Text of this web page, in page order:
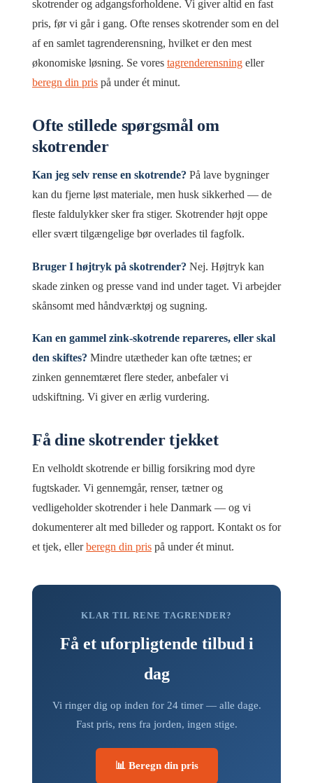
skotrender og adgangsforholdene. Vi giver altid en fast
pris, før vi går i gang. Ofte renses skotrender som en del
af en samlet tagrenderensning, hvilket er den mest
økonomiske løsning. Se vores tagrenderensning eller
beregn din pris på under ét minut.
Ofte stillede spørgsmål om
skotrender
Kan jeg selv rense en skotrende? På lave bygninger
kan du fjerne løst materiale, men husk sikkerhed — de
fleste faldulykker sker fra stiger. Skotrender højt oppe
eller svært tilgængelige bør overlades til fagfolk.
Bruger I højtryk på skotrender? Nej. Højtryk kan
skade zinken og presse vand ind under taget. Vi arbejder
skånsomt med håndværktøj og sugning.
Kan en gammel zink-skotrende repareres, eller skal
den skiftes? Mindre utætheder kan ofte tætnes; er
zinken gennemtæret flere steder, anbefaler vi
udskiftning. Vi giver en ærlig vurdering.
Få dine skotrender tjekket
En velholdt skotrende er billig forsikring mod dyre
fugtskader. Vi gennemgår, renser, tætner og
vedligeholder skotrender i hele Danmark — og vi
dokumenterer alt med billeder og rapport. Kontakt os for
et tjek, ellerberegn din pris på under ét minut.
KLAR TIL RENE TAGRENDER?
Få et uforpligtende tilbud i
dag
Vi ringer dig op inden for 24 timer — alle dage.
Fast pris, rens fra jorden, ingen stige.
📊 Beregn din pris